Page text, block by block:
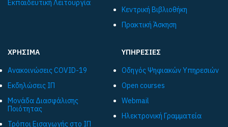
Εκπαιδευτική Λειτουργία
Κεντρική Βιβλιοθήκη
Πρακτική Άσκηση
ΧΡΗΣΙΜΑ
Ανακοινώσεις COVID-19
Εκδηλώσεις ΙΠ
Μονάδα Διασφάλισης
Ποιότητας
Τρόποι Εισαγωγής στο ΙΠ
ΥΠΗΡΕΣΙΕΣ
Οδηγός Ψηφιακών Υπηρεσιών
Open courses
Webmail
Ηλεκτρονική Γραμματεία